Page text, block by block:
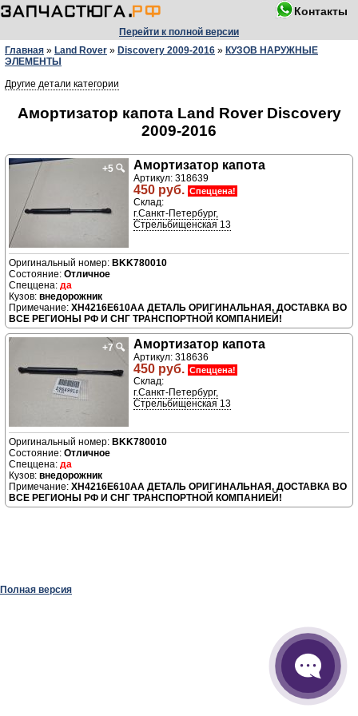
Контакты
Перейти к полной версии
Главная » Land Rover » Discovery 2009-2016 » КУЗОВ НАРУЖНЫЕ
ЭЛЕМЕНТЫ
Другие детали категории
Амортизатор капота Land Rover Discovery
2009-2016
+5 🔍 Амортизатор капота
Артикул: 318639
450 руб. Спеццена!
Склад:
г.Санкт-Петербург,
Стрельбищенская 13
BKK780010
Отличное
да
внедорожник
XH4216E610AA ДЕТАЛЬ ОРИГИНАЛЬНАЯ, ДОСТАВКА ВО
ВСЕ РЕГИОНЫ РФ И СНГ ТРАНСПОРТНОЙ КОМПАНИЕЙ!
+7 🔍 Амортизатор капота
Артикул: 318636
450 руб. Спеццена!
Склад:
г.Санкт-Петербург,
Стрельбищенская 13
BKK780010
Отличное
да
внедорожник
XH4216E610AA ДЕТАЛЬ ОРИГИНАЛЬНАЯ, ДОСТАВКА ВО
ВСЕ РЕГИОНЫ РФ И СНГ ТРАНСПОРТНОЙ КОМПАНИЕЙ!
Полная версия